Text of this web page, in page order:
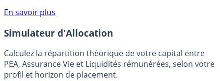
En savoir plus
Simulateur d'Allocation
Calculez la répartition théorique de votre capital entre
PEA, Assurance Vie et Liquidités rémunérées, selon votre
profil et horizon de placement.